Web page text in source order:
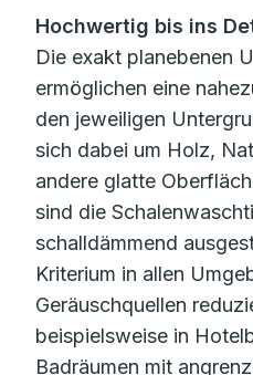
Hochwertig bis ins
Die exakt planebenen
ermöglichen eine
den jeweiligen
sich dabei um Holz,
andere glatte
sind die
schalldämmend
Kriterium in allen
Geräuschquellen
beispielsweise in
Badräumen mit